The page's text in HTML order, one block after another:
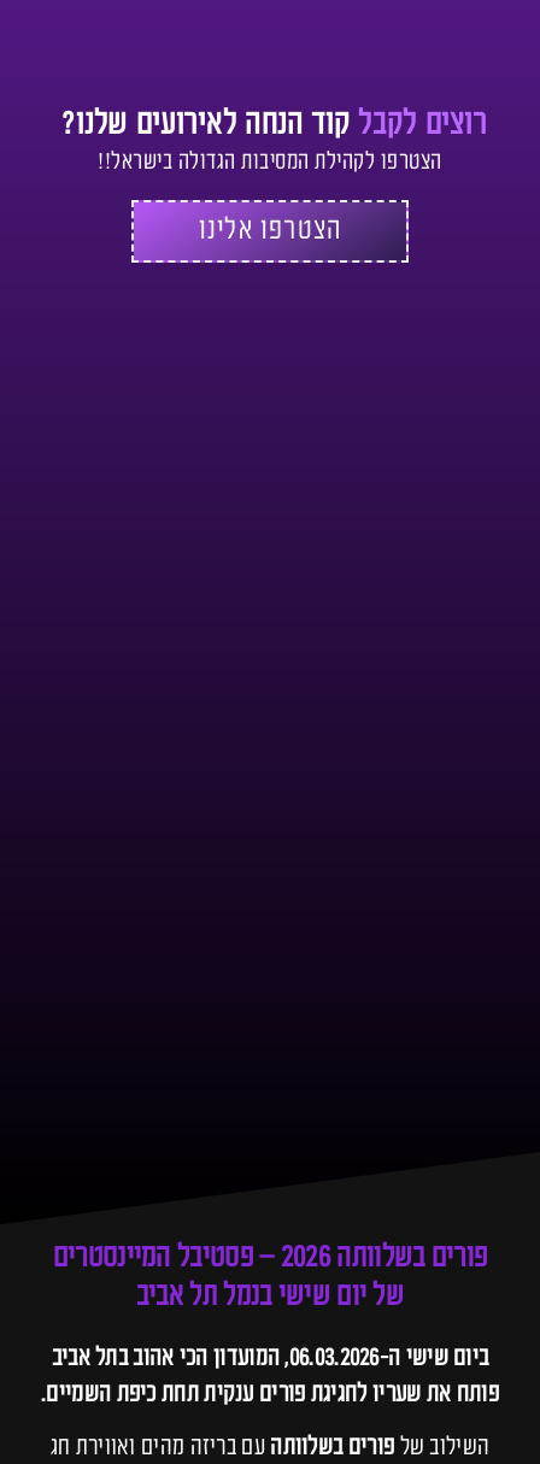
רוצים לקבל קוד הנחה לאירועים שלנו?
הצטרפו לקהילת המסיבות הגדולה בישראל!!
הצטרפו אלינו
פורים בשלוותה 2026 – פסטיבל המיינסטרים
של יום שישי בנמל תל אביב
ביום שישי ה-06.03.2026, המועדון הכי אהוב בתל אביב
פותח את שעריו לחגיגת פורים ענקית תחת כיפת השמיים.
השילוב של פורים בשלוותה עם בריזה מהים ואווירת חג